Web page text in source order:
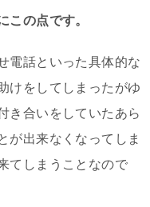
この点です。
電話といった具体的な
けをしてしまったがゆ
き合いをしていたあら
が出来なくなってしま
てしまうことなので